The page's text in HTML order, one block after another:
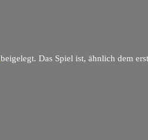
beigelegt. Das Spiel ist, ähnlich dem